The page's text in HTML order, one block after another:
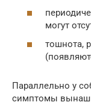
могут
тошнота,
Параллельно у
симптомы